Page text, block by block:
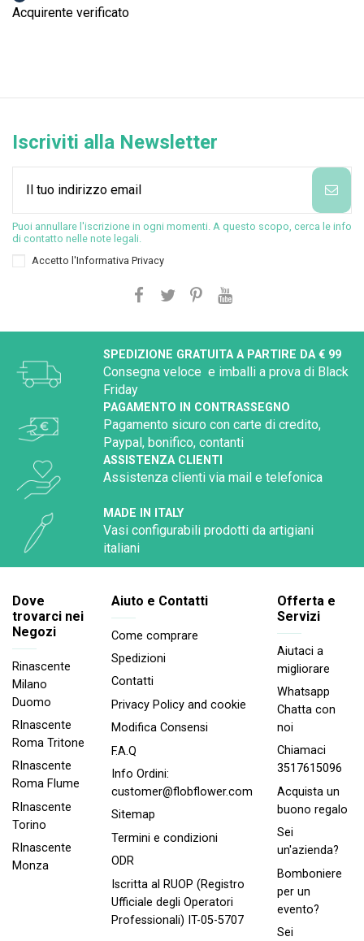
Acquirente verificato
Iscriviti alla Newsletter
Puoi annullare l'iscrizione in ogni momenti. A questo scopo, cerca le info
di contatto nelle note legali.
Accetto l'Informativa Privacy
SPEDIZIONE GRATUITA A PARTIRE DA € 99
Consegna veloce e imballi a prova di Black
Friday
PAGAMENTO IN CONTRASSEGNO
Pagamento sicuro con carte di credito,
Paypal, bonifico, contanti
ASSISTENZA CLIENTI
Assistenza clienti via mail e telefonica
MADE IN ITALY
Vasi configurabili prodotti da artigiani
italiani
Dove
trovarci nei
Negozi
Rinascente
Milano
Duomo
RInascente
Roma Tritone
RInascente
Roma FIume
RInascente
Torino
RInascente
Monza
Aiuto e Contatti
Come comprare
Spedizioni
Contatti
Privacy Policy and cookie
Modifica Consensi
F.A.Q
Info Ordini:
customer@flobflower.com
Sitemap
Termini e condizioni
ODR
Iscritta al RUOP (Registro
Ufficiale degli Operatori
Professionali) IT-05-5707
Offerta e
Servizi
Aiutaci a
migliorare
Whatsapp
Chatta con
noi
Chiamaci
3517615096
Acquista un
buono regalo
Sei
un'azienda?
Bomboniere
per un
evento?
Sei